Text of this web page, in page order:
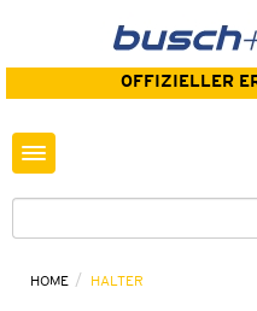
OFFIZIELLER
Toggle navigation
HOME HALTER